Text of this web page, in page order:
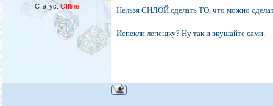
Статус:Offline Нельзя СИЛОЙ сделать ТО, что можно
Испекли лепешку? Ну так и вкушайте сами.